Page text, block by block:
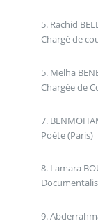
5. Rachid
Chargé de
5. Melha
Chargée de
7.
Poète (Paris)
8. Lamara
9.